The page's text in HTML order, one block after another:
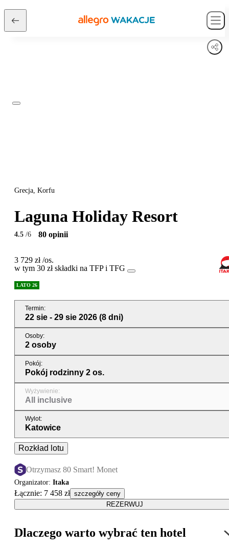
Grecja, Korfu
Laguna Holiday Resort
4.5 /6 80 opinii
3 729 zł/os.
w tym 30 zł składki na TFP i TFG
LATO 26
Termin:
22 sie - 29 sie 2026 (8 dni)
Osoby:
2 osoby
Pokój:
Pokój rodzinny 2 os.
Wyżywienie:
All inclusive
Wylot:
Katowice
Rozkład lotu
Otrzymasz 80 Smart! Monet
Organizator: Itaka
Łącznie: 7 458 zł szczegóły ceny
REZERWUJ
Dlaczego warto wybrać ten hotel